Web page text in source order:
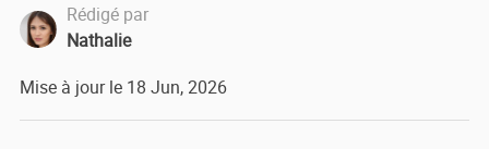
Rédigé par
Nathalie
Mise à jour le 18 Jun, 2026